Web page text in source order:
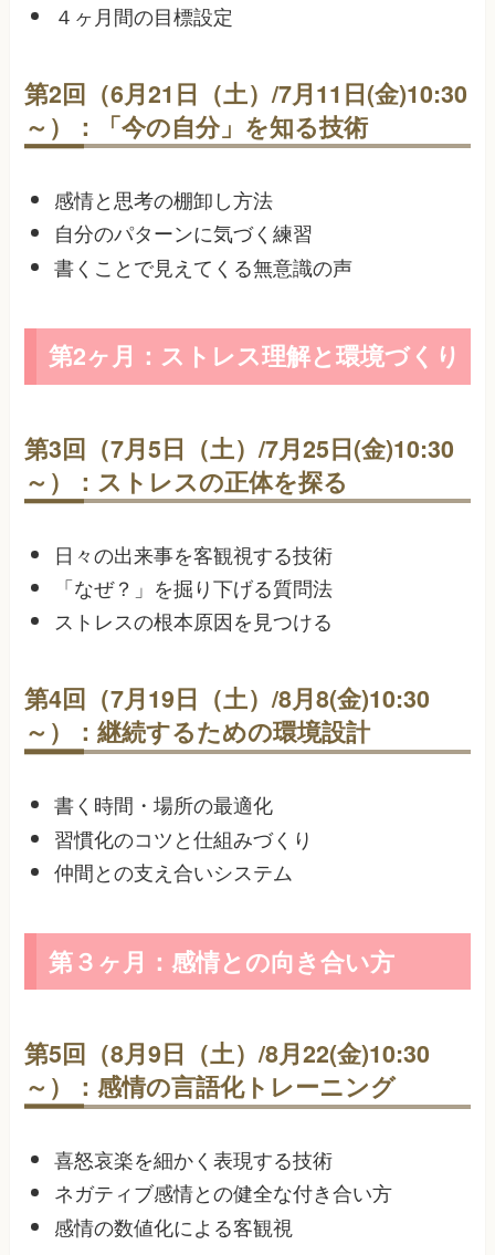
４ヶ月間の目標設定
第2回（6月21日（土）/7月11日(金)10:30
～）：「今の自分」を知る技術
感情と思考の棚卸し方法
自分のパターンに気づく練習
書くことで見えてくる無意識の声
第2ヶ月：ストレス理解と環境づくり
第3回（7月5日（土）/7月25日(金)10:30
～）：ストレスの正体を探る
日々の出来事を客観視する技術
「なぜ？」を掘り下げる質問法
ストレスの根本原因を見つける
第4回（7月19日（土）/8月8(金)10:30
～）：継続するための環境設計
書く時間・場所の最適化
習慣化のコツと仕組みづくり
仲間との支え合いシステム
第３ヶ月：感情との向き合い方
第5回（8月9日（土）/8月22(金)10:30
～）：感情の言語化トレーニング
喜怒哀楽を細かく表現する技術
ネガティブ感情との健全な付き合い方
感情の数値化による客観視